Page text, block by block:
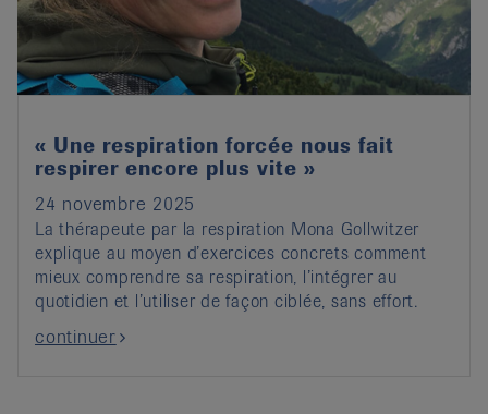
« Une respiration forcée nous fait
respirer encore plus vite »
24 novembre 2025
La thérapeute par la respiration Mona Gollwitzer
explique au moyen d’exercices concrets comment
mieux comprendre sa respiration, l’intégrer au
quotidien et l’utiliser de façon ciblée, sans effort.
continuer